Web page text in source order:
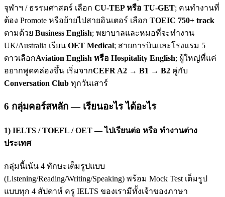
จุฬาฯ / ธรรมศาสตร์ เลือก CU-TEP หรือ TU-GET; คนทำงานที่
ต้อง Promote หรือย้ายไปสายอินเตอร์ เลือก TOEIC 750+ track
ตามด้วย Business English; พยาบาลและหมอที่จะทำงาน
UK/Australia เรียน OET Medical; สายการบินและโรงแรม 5
ดาวเลือกAviation English หรือ Hospitality English; ผู้ใหญ่ที่แค่
อยากพูดคล่องขึ้น เริ่มจากCEFR A2 → B1 → B2 คู่กับ
Conversation Club ทุกวันเสาร์
6 กลุ่มคอร์สหลัก — เรียนอะไร ได้อะไร
1) IELTS / TOEFL / OET — ไปเรียนต่อ หรือ ทำงานต่าง
ประเทศ
กลุ่มนี้เน้น 4 ทักษะเต็มรูปแบบ
(Listening/Reading/Writing/Speaking) พร้อม Mock Test เต็มรูป
แบบทุก 4 สัปดาห์ ครู IELTS ของเรามีทั้งเจ้าของภาษา